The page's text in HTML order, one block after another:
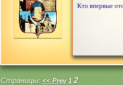
Кто впервые
Страницы: << Prev 1 2